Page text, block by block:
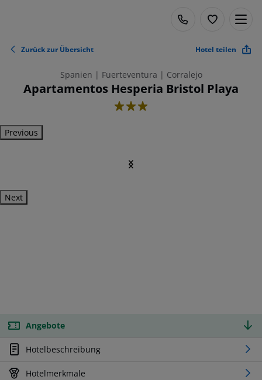
Zurück zur Übersicht Hotel teilen
Spanien | Fuerteventura | Corralejo
Apartamentos Hesperia Bristol Playa
3
Previous
Next
Angebote
Hotelbeschreibung
Hotelmerkmale